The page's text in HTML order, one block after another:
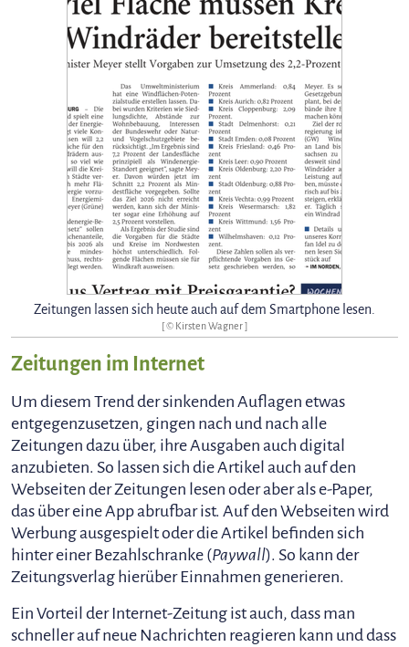
Zeitungen lassen sich heute auch auf dem Smartphone lesen.
[ © Kirsten Wagner ]
Zeitungen im Internet
Um diesem Trend der sinkenden Auflagen etwas
entgegenzusetzen, gingen nach und nach alle
Zeitungen dazu über, ihre Ausgaben auch digital
anzubieten. So lassen sich die Artikel auch auf den
Webseiten der Zeitungen lesen oder aber als e-Paper,
das über eine App abrufbar ist. Auf den Webseiten wird
Werbung ausgespielt oder die Artikel befinden sich
hinter einer Bezahlschranke (Paywall). So kann der
Zeitungsverlag hierüber Einnahmen generieren.
Ein Vorteil der Internet-Zeitung ist auch, dass man
schneller auf neue Nachrichten reagieren kann und dass